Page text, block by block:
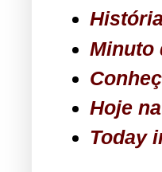
Minuto
Hoje
Today